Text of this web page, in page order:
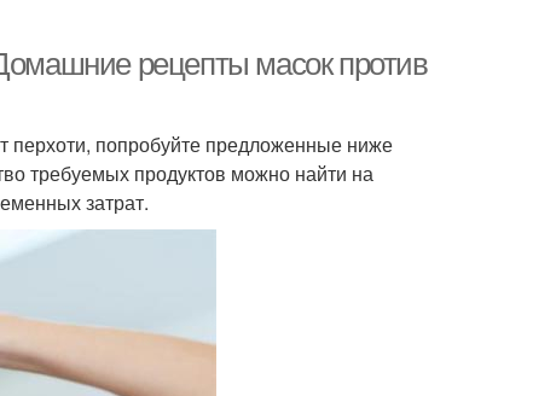
рецепты масок против
перхоти, попробуйте предложенные ниже
требуемых продуктов можно найти на
затрат.